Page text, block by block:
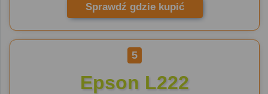
Sprawdź gdzie kupić
5
Epson L222